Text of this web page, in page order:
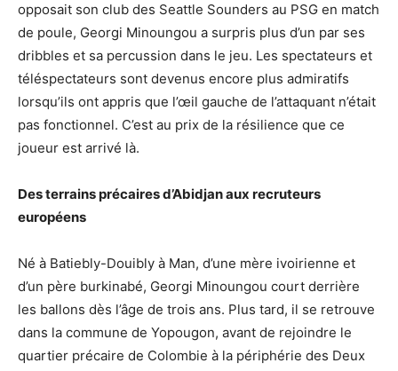
opposait son club des Seattle Sounders au PSG en match
de poule, Georgi Minoungou a surpris plus d’un par ses
dribbles et sa percussion dans le jeu. Les spectateurs et
téléspectateurs sont devenus encore plus admiratifs
lorsqu’ils ont appris que l’œil gauche de l’attaquant n’était
pas fonctionnel. C’est au prix de la résilience que ce
joueur est arrivé là.
Des terrains précaires d’Abidjan aux recruteurs
européens
Né à Batiebly-Douibly à Man, d’une mère ivoirienne et
d’un père burkinabé, Georgi Minoungou court derrière
les ballons dès l’âge de trois ans. Plus tard, il se retrouve
dans la commune de Yopougon, avant de rejoindre le
quartier précaire de Colombie à la périphérie des Deux